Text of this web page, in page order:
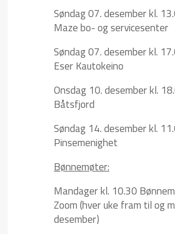
Søndag 07. desember kl.
Maze bo- og servicesenter
Søndag 07. desember kl.
Eser Kautokeino
Onsdag 10. desember kl.
Båtsfjord
Søndag 14. desember kl.
Pinsemenighet
Bønnemøter:
Mandager kl. 10.30
Zoom (hver uke fram til og
desember)